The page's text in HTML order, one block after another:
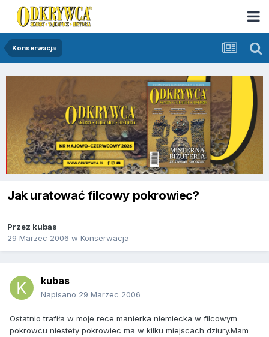
Konserwacja
Jak uratować filcowy pokrowiec?
Przez kubas
29 Marzec 2006 w Konserwacja
kubas
Napisano 29 Marzec 2006
Ostatnio trafiła w moje rece manierka niemiecka w filcowym
pokrowcu niestety pokrowiec ma w kilku miejscach dziury.Mam